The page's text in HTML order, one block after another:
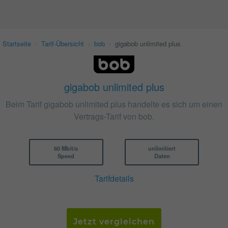
Startseite Tarif-Übersicht bob gigabob unlimited plus
gigabob unlimited plus
Beim Tarif gigabob unlimited plus handelte es sich um einen
Vertrags-Tarif von bob.
60 Mbit/s
Speed
unlimitiert
Daten
Tarifdetails
Jetzt vergleichen